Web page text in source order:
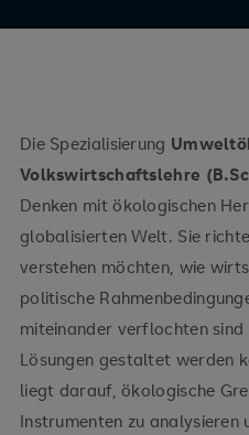
Die Spezialisierung
Volkswirtschaftslehre
Denken mit ökologischen
globalisierten Welt. Sie
verstehen möchten, wie
politische
miteinander verflochten
Lösungen gestaltet werden
liegt darauf, ökologische
Instrumenten zu analysieren